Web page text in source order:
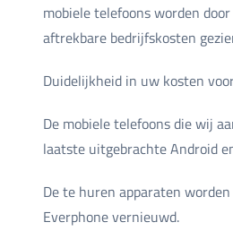
mobiele telefoons worden
aftrekbare bedrijfskosten
Duidelijkheid in uw kosten
De mobiele telefoons die wij
laatste uitgebrachte Android
De te huren apparaten
Everphone vernieuwd.